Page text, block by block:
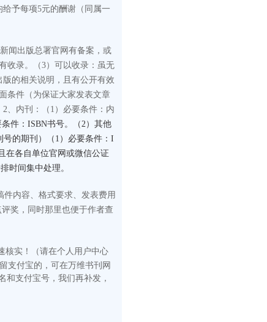
予每项5元的酬谢（同属一
闻出版总署官网有备案，或
收录。
（3）可以收录：虽无
的相关说明，且有公开有效
条件（为保证大家发表文章
2、内刊：
（1）必要条件：内
件：ISBN书号。（2）其他
号的期刊）（1）必要条件：I
在各自单位官网或微信公证
时间集中处理。
件内容、格式要求、发表费用
奖，同时那里也便于作者查
核实！（请在个人用户中心
支付宝的，可在万维书刊网
和支付宝号，我们再补发，